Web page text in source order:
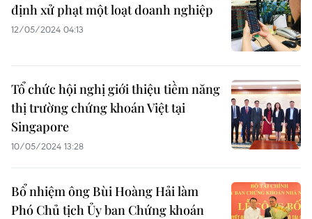
định xử phạt một loạt doanh nghiệp
12/05/2024 04:13
Tổ chức hội nghị giới thiệu tiềm năng
thị trường chứng khoán Việt tại
Singapore
10/05/2024 13:28
Bổ nhiệm ông Bùi Hoàng Hải làm
Phó Chủ tịch Ủy ban Chứng khoán